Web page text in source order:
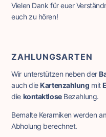
Vielen Dank für euer
euch zu hören!
ZAHLUNGSARTEN
Wir unterstützen neben der
auch dieKartenzahlung mit
die kontaktloseBezahlung.
Bemalte Keramiken werden
Abholung berechnet.